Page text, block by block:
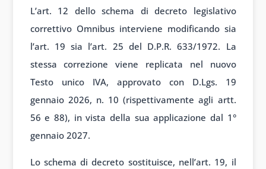
L’art. 12 dello schema di decreto legislativo
correttivo Omnibus interviene modificando sia
l’art. 19 sia l’art. 25 del D.P.R. 633/1972. La
stessa correzione viene replicata nel nuovo
Testo unico IVA, approvato con D.Lgs. 19
gennaio 2026, n. 10 (rispettivamente agli artt.
56 e 88), in vista della sua applicazione dal 1°
gennaio 2027.
Lo schema di decreto sostituisce, nell’art. 19, il